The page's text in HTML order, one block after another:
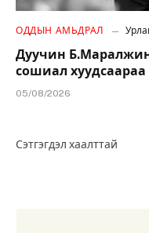
ОДДЫН АМЬДРАЛ
Дуучин
сошиал
05/08/2026
Сэтгэгдэл хаалттай